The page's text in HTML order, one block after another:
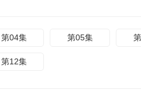
第04集 第05集
第12集